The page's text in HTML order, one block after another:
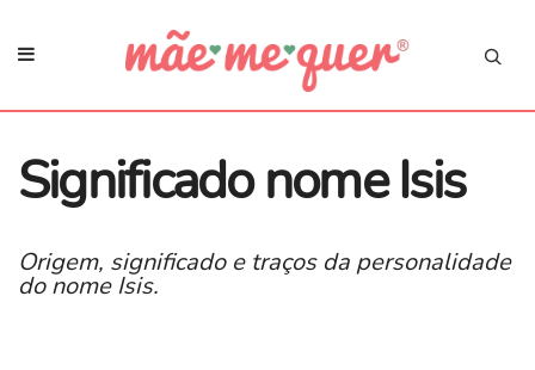
Significado nome Isis
Origem, significado e traços da personalidade
do nome Isis.